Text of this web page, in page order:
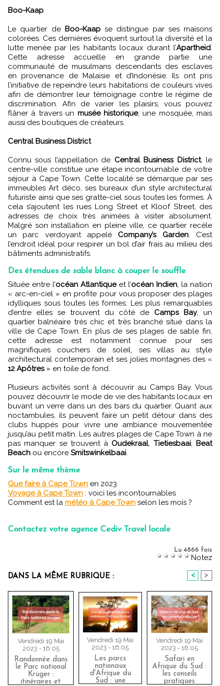
Boo-Kaap
Le quartier de Boo-Kaapse distingue par ses maisons
colorées. Ces dernières évoquent surtout la diversité et la
lutte menée par les habitants locaux durant l’Apartheid.
Cette adresse accueille en grande partie une
communauté de musulmans descendants des esclaves
en provenance de Malaisie et d’Indonésie. Ils ont pris
l’initiative de repeindre leurs habitations de couleurs vives
afin de démontrer leur témoignage contre le régime de
discrimination. Afin de varier les plaisirs, vous pouvez
flâner à travers un musée historique, une mosquée, mais
aussi des boutiques de créateurs.
Central Business District
Connu sous l’appellation de Central Business District, le
centre-ville constitue une étape incontournable de votre
séjour à Cape Town. Cette localité se démarque par ses
immeubles Art déco, ses bureaux d’un style architectural
futuriste ainsi que ses gratte-ciel sous toutes les formes. À
cela s’ajoutent les rues Long Street et Kloof Street, des
adresses de choix très animées à visiter absolument.
Malgré son installation en pleine ville, ce quartier recèle
un parc verdoyant appelé Company’s Garden. C’est
l’endroit idéal pour respirer un bol d’air frais au milieu des
bâtiments administratifs.
Des étendues de sable blanc à couper le souffle
Située entre l’océan Atlantiqueet l’océan Indien, la nation
« arc-en-ciel » en profite pour vous proposer des plages
idylliques sous toutes les formes. Les plus remarquables
d’entre elles se trouvent du côté de Camps Bay, un
quartier balnéaire très chic et très branché situé dans la
ville de Cape Town. En plus de ses plages de sable fin,
cette adresse est notamment connue pour ses
magnifiques couchers de soleil, ses villas au style
architectural contemporain et ses jolies montagnes des «
12 Apôtres» en toile de fond.
Plusieurs activités sont à découvrir au Camps Bay. Vous
pouvez découvrir le mode de vie des habitants locaux en
buvant un verre dans un des bars du quartier. Quant aux
noctambules, ils peuvent faire un petit détour dans des
clubs huppés pour vivre une ambiance mouvementée
jusqu’au petit matin. Les autres plages de Cape Town à ne
pas manquer se trouvent à Oudekraal, Tietiesbaai, Beat
Beach ou encore Smitswinkelbaai.
Sur le même thème
Que faire à Cape Town en 2023
Voyage à Cape Town : voici les incontournables
Comment est la météo à Cape Town selon les mois ?
Contactez votre agence Cediv Travel locale
Lu 4866 fois
Notez
DANS LA MÊME RUBRIQUE : < >
Vendredi 19 Mai
2023 - 16:05
Randonnée dans
le Parc national
Kruger :
itinéraires et
Vendredi 19 Mai
2023 - 16:05
Les parcs
nationaux
d'Afrique du
Sud : une
Vendredi 19 Mai
2023 - 16:05
Safari en
Afrique du Sud :
les conseils
pratiques